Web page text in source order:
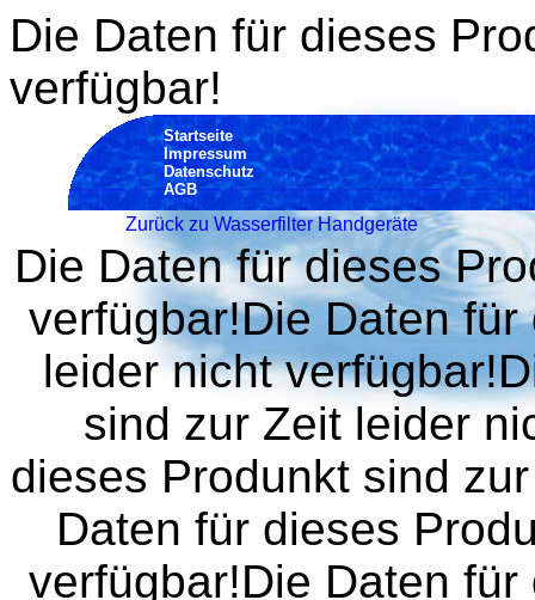
Die Daten für dieses
verfügbar!
Startseite
Impressum
Datenschutz
AGB
Zurück zu Wasserfilter Handgeräte
Die Daten für dieses
verfügbar!Die Daten
leider nicht
sind zur Zeit leider
dieses Produnkt sind
Daten für dieses
verfügbar!Die Daten